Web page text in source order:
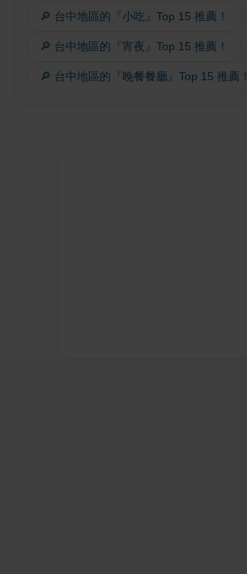
🔎 台中地區的『小吃』Top 15 推薦！
🔎 台中地區的『宵夜』Top 15 推薦！
🔎 台中地區的『晚餐餐廳』Top 15 推薦！